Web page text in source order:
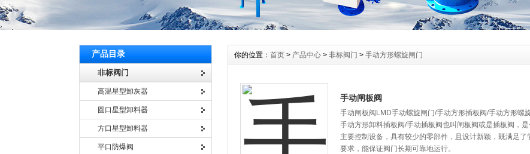
产品目录
非标阀门
高温星型卸灰器
圆口星型卸料器
方口星型卸料器
平口防爆阀
你的位置： 首页 > 产品中心 > 非标阀门 > 手动方形螺旋闸门
手动闸板阀
手动闸板阀LMD手动螺旋闸门/手动方形插板阀/手动方形螺
手动方形卸料插板阀/手动插板阀也叫闸板阀或是插板阀，
主要控制设备，具有较少的零部件，且设计新颖，既满足
要求，能保证阀门长期可靠地运行。